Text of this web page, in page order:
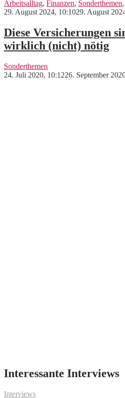
Arbeitsalltag, Finanzen, Sonderthemen,
29. August 2024, 10:1029. August
Diese Versicherungen
wirklich (nicht) nötig
Sonderthemen
24. Juli 2020, 10:1226. September
Interessante Interviews
Interviews